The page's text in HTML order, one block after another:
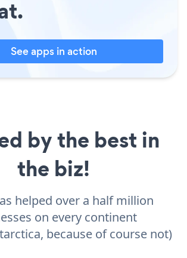
See apps in action
by the best in
the biz!
helped over a half million
on every continent
because of course not)